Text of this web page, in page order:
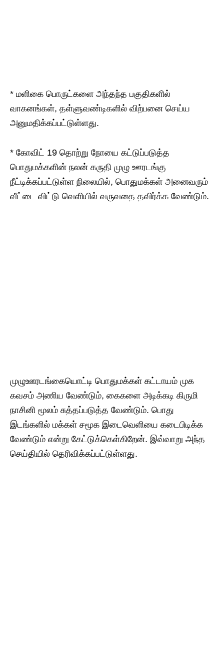
* மளிகை பொருட்களை அந்தந்த பகுதிகளில்
வாகனங்கள், தள்ளுவண்டிகளில் விற்பனை செய்ய
அனுமதிக்கப்பட்டுள்ளது.
* கோவிட் 19 தொற்று நோயை கட்டுப்படுத்த
பொதுமக்களின் நலன் கருதி முழு ஊரடங்கு
நீட்டிக்கப்பட்டுள்ள நிலையில், பொதுமக்கள் அனைவரும்
வீட்டை விட்டு வெளியில் வருவதை தவிர்க்க வேண்டும்.
முழுஊரடங்கையொட்டி பொதுமக்கள் கட்டாயம் முக
கவசம் அணிய வேண்டும், கைகளை அடிக்கடி கிருமி
நாசினி மூலம் சுத்தப்படுத்த வேண்டும். பொது
இடங்களில் மக்கள் சமூக இடைவெளியை கடைபிடிக்க
வேண்டும் என்று கேட்டுக்கெள்கிறேன். இவ்வாறு அந்த
செய்தியில் தெரிவிக்கப்பட்டுள்ளது.